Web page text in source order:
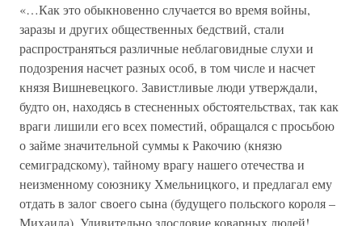
«…Как это обыкновенно случается во время войны,
заразы и других общественных бедствий, стали
распространяться различные неблаговидные слухи и
подозрения насчет разных особ, в том числе и насчет
князя Вишневецкого. Завистливые люди утверждали,
будто он, находясь в стесненных обстоятельствах, так как
враги лишили его всех поместий, обращался с просьбою
о займе значительной суммы к Ракочию (князю
семиградскому), тайному врагу нашего отечества и
неизменному союзнику Хмельницкого, и предлагал ему
отдать в залог своего сына (будущего польского короля –
Михаила). Удивительно злословие коварных людей!